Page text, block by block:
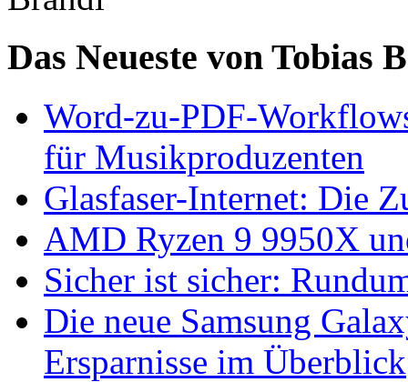
Das Neueste von Tobias
Word-zu-PDF-
für Musikproduzenten
Glasfaser-Internet: Die
AMD Ryzen 9 9950X
Sicher ist sicher:
Die neue Samsung
Ersparnisse im Überblick